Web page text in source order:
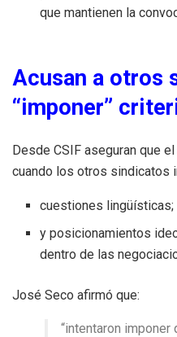
que mantienen la
Acusan a otros
“imponer”
Desde CSIF aseguran que
cuando los otros sindicatos
cuestiones lingüísticas;
y posicionamientos
dentro de las
José Seco afirmó que:
“intentaron imponer